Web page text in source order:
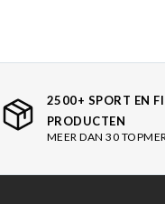
2500+ SPORT EN
PRODUCTEN
MEER DAN 30